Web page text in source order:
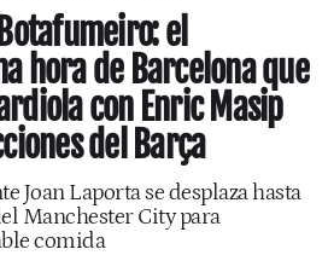
el
hora de Barcelona que
con Enric Masip
del Barça
Joan Laporta se desplaza hasta
Manchester City para
comida